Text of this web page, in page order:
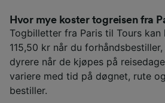
Hvor mye koster togreisen fra
Togbilletter fra Paris til Tours
115,50 kr når du
dyrere når de kjøpes på
variere med tid på døgnet, rute
bestiller.